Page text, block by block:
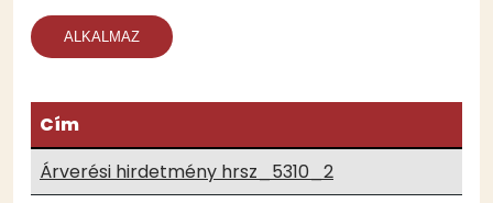
Cím
Árverési hirdetmény hrsz_5310_2